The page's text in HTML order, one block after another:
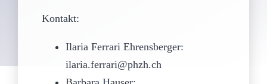
Kontakt:
Ilaria Ferrari Ehrensberger:
ilaria.ferrari@phzh.ch